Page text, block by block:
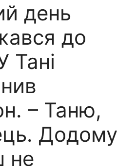
день
до
Тані
– Таню,
Дoдому
нe